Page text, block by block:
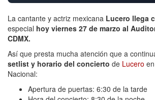
La cantante y actriz mexicana Lucero llega
especial hoy viernes 27 de marzo al
CDMX.
Así que presta mucha atención que a
setlist y horario del concierto de Lucero
Nacional:
Apertura de puertas: 6:30 de la tarde